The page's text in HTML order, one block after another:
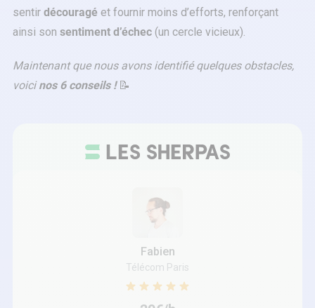
sentir découragé et fournir moins d’efforts, renforçant
ainsi son sentiment d’échec (un cercle vicieux).
Maintenant que nous avons identifié quelques obstacles,
voicinos 6 conseils ! 📝
Fabien
Télécom Paris